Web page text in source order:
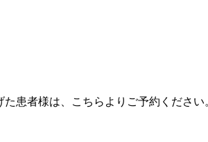
患者様は、こちらよりご予約ください